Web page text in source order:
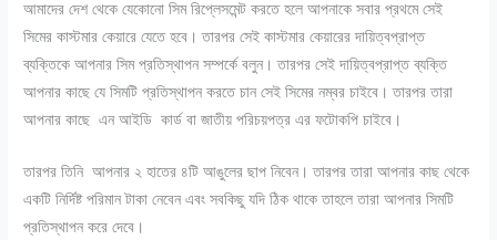
আমাদের দেশ থেকে যেকোনো সিম রিপ্লেসমেন্ট করতে হলে আপনাকে সবার প্রথমে সেই
সিমের কাস্টমার কেয়ারে যেতে হবে। তারপর সেই কাস্টমার কেয়ারের দায়িত্বপ্রাপ্ত
ব্যক্তিকে আপনার সিম প্রতিস্থাপন সম্পর্কে বলুন। তারপর সেই দায়িত্বপ্রাপ্ত ব্যক্তি
আপনার কাছে যে সিমটি প্রতিস্থাপন করতে চান সেই সিমের নম্বর চাইবে। তারপর তারা
আপনার কাছে এন আইডি কার্ড বা জাতীয় পরিচয়পত্র এর ফটোকপি চাইবে।
তারপর তিনি আপনার ২ হাতের ৪টি আঙুলের ছাপ নিবেন। তারপর তারা আপনার কাছ থেকে
একটি নির্দিষ্ট পরিমান টাকা নেবেন এবং সবকিছু যদি ঠিক থাকে তাহলে তারা আপনার সিমটি
প্রতিস্থাপন করে দেবে।